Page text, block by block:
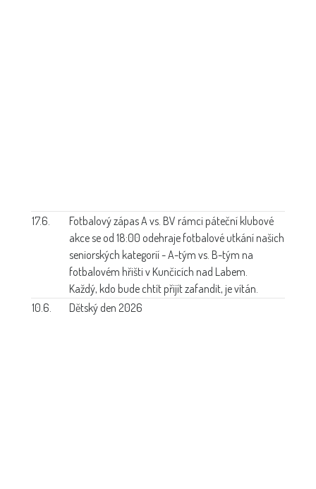
17.6. Fotbalový zápas A vs. BV rámci páteční klubové
akce se od 18:00 odehraje fotbalové utkání našich
seniorských kategorií - A-tým vs. B-tým na
fotbalovém hřišti v Kunčicích nad Labem.
Každý, kdo bude chtít přijít zafandit, je vítán.
10.6.
Dětský den 2026